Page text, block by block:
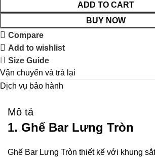
ADD TO CART
BUY NOW
Compare
Add to wishlist
Size Guide
Vận chuyển và trả lại
Dịch vụ bảo hành
Mô tả
1. Ghế Bar Lưng Tròn
Ghế Bar Lưng Tròn thiết kế với khung